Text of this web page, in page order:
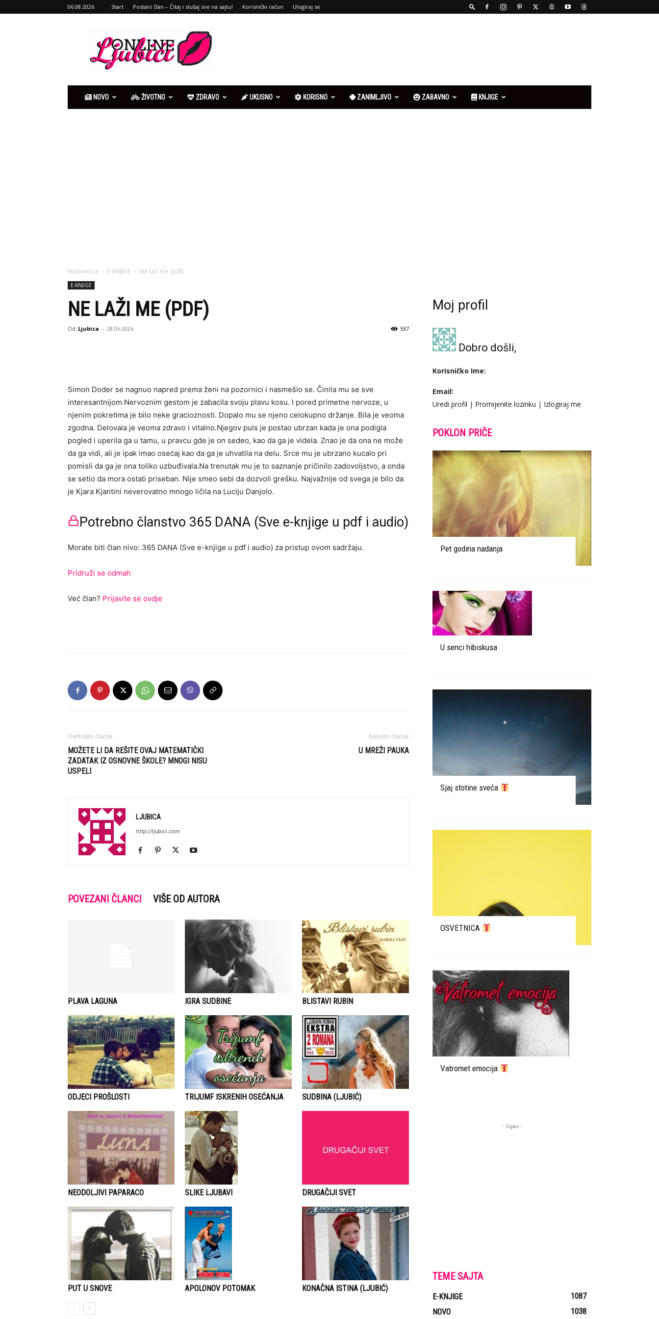
06.08.2026 Start Postani član – Čitaj i slušaj sve na sajtu! Korisnički račun Ulogiraj se
online
NOVO ŽIVOTNO ZDRAVO UKUSNO KORISNO ZANIMLJIVO ZABAVNO KNJIGE
Naslovnica E-KNJIGE Ne laži me (pdf)
E-KNJIGE
NE LAŽI ME (PDF)
Od Ljubica - 28.06.2026 537
Simon Doder se nagnuo napred prema ženi na pozornici i nasmešio se. Činila mu se sve
interesantnijom.Nervoznim gestom je zabacila svoju plavu kosu. I pored primetne nervoze, u
njenim pokretima je bilo neke gracioznosti. Dopalo mu se njeno celokupno držanje. Bila je veoma
zgodna. Delovala je veoma zdravo i vitalno.Njegov puls je postao ubrzan kada je ona podigla
pogled i uperila ga u tamu, u pravcu gde je on sedeo, kao da ga je videla. Znao je da ona ne može
da ga vidi, ali je ipak imao osećaj kao da ga je uhvatila na delu. Srce mu je ubrzano kucalo pri
pomisli da ga je ona toliko uzbuđivala.Na trenutak mu je to saznanje pričinilo zadovoljstvo, a onda
se setio da mora ostati priseban. Nije smeo sebi da dozvoli grešku. Najvažnije od svega je bilo da
je Kjara Kjantini neverovatno mnogo ličila na Luciju Danjolo.
Potrebno članstvo 365 DANA (Sve e-knjige u pdf i audio)
Morate biti član nivo: 365 DANA (Sve e-knjige u pdf i audio) za pristup ovom sadržaju.
Pridruži se odmah
Već član? Prijavite se ovdje
Prethodni članak
MOŽETE LI DA REŠITE OVAJ MATEMATIČKI
ZADATAK IZ OSNOVNE ŠKOLE? MNOGI NISU
USPELI
Naredni članak
U MREŽI PAUKA
LJUBICA
http://ljubici.com
POVEZANI ČLANCI VIŠE OD AUTORA
PLAVA LAGUNA IGRA SUDBINE BLISTAVI RUBIN
ODJECI PROŠLOSTI TRIJUMF ISKRENIH OSEĆANJA SUDBINA (LJUBIĆ)
NEODOLJIVI PAPARACO SLIKE LJUBAVI DRUGAČIJI SVET
PUT U SNOVE APOLONOV POTOMAK KONAČNA ISTINA (LJUBIĆ)
Moj profil
Dobro došli,
Korisničko Ime:
Email:
Uredi profil | Promijenite lozinku | Izlogiraj me
POKLON PRIČE
Pet godina nadanja
U senci hibiskusa
Sjaj stotine sveća
OSVETNICA
Vatromet emocija
- Oglas -
TEME SAJTA
E-KNJIGE
1087
NOVO
1038